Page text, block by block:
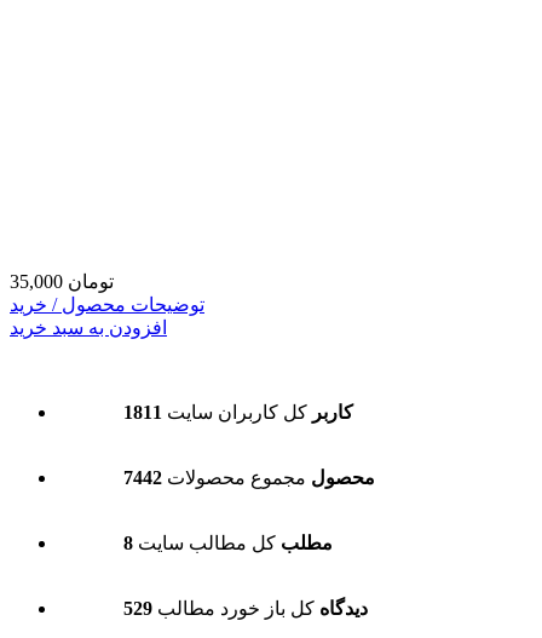
35,000 تومان
توضیحات محصول / خرید
افزودن به سبد خرید
1811 کاربر کل کاربران سایت
7442 محصول مجموع محصولات
8 مطلب کل مطالب سایت
529 دیدگاه کل باز خورد مطالب